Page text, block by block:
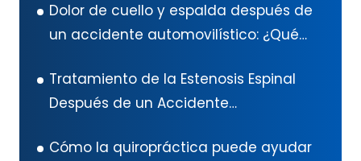
Dolor de cuello y espalda después de
un accidente automovilístico: ¿Qué
Tratamiento de la Estenosis Espinal
Después de un Accidente
Cómo la quiropráctica puede ayudar